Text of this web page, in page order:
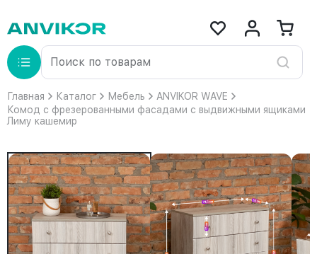
Главная Каталог Мебель
ANVIKOR WAVE
Комод с фрезерованными фасадами с выдвижными ящиками
Лиму кашемир